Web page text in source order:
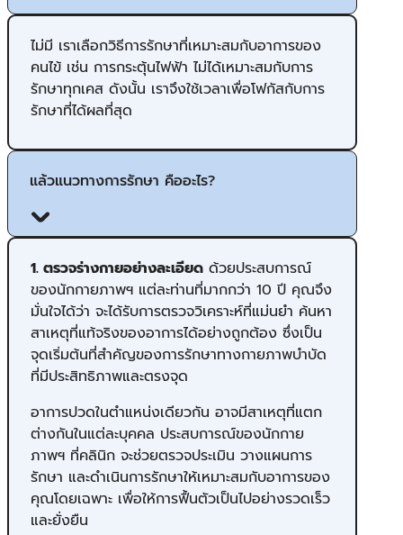
ไม่มี เราเลือกวิธีการรักษาที่เหมาะสมกับอาการของ
คนไข้ เช่น การกระตุ้นไฟฟ้า ไม่ได้เหมาะสมกับการ
รักษาทุกเคส ดังนั้น เราจึงใช้เวลาเพื่อโฟกัสกับการ
รักษาที่ได้ผลที่สุด
แล้วแนวทางการรักษา คืออะไร?
1. ตรวจร่างกายอย่างละเอียด ด้วยประสบการณ์
ของนักกายภาพฯ แต่ละท่านที่มากกว่า 10 ปี คุณจึง
มั่นใจได้ว่า จะได้รับการตรวจวิเคราะห์ที่แม่นยำ ค้นหา
สาเหตุที่แท้จริงของอาการได้อย่างถูกต้อง ซึ่งเป็น
จุดเริ่มต้นที่สำคัญของการรักษาทางกายภาพบำบัด
ที่มีประสิทธิภาพและตรงจุด
อาการปวดในตำแหน่งเดียวกัน อาจมีสาเหตุที่แตก
ต่างกันในแต่ละบุคคล ประสบการณ์ของนักกาย
ภาพฯ ที่คลินิก จะช่วยตรวจประเมิน วางแผนการ
รักษา และดำเนินการรักษาให้เหมาะสมกับอาการของ
คุณโดยเฉพาะ เพื่อให้การฟื้นตัวเป็นไปอย่างรวดเร็ว
และยั่งยืน